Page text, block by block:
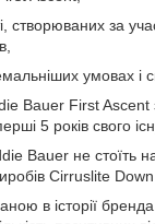
створюваних за
умовах і
Bauer First
5 років свого
Bauer не стоїть
Cirruslite Down
в історії